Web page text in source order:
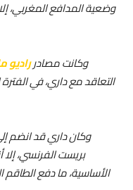
وضعية المدافع المغربي،
وكانت مصادر
التعاقد مع داري، في
وكان داري قد انضم
بريست الفرنسي،
الأساسية، ما دفع